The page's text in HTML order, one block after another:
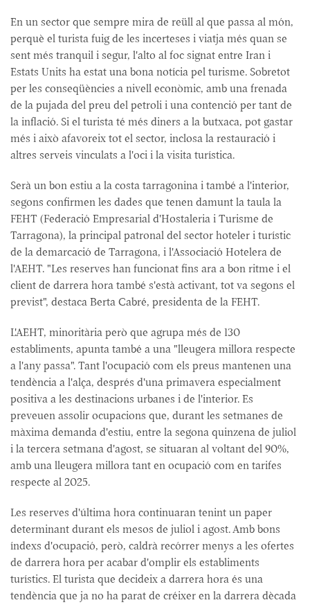
En un sector que sempre mira de reüll al que passa al món,
perquè el turista fuig de les incerteses i viatja més quan se
sent més tranquil i segur, l'alto al foc signat entre Iran i
Estats Units ha estat una bona notícia pel turisme. Sobretot
per les conseqüències a nivell econòmic, amb una frenada
de la pujada del preu del petroli i una contenció per tant de
la inflació. Si el turista té més diners a la butxaca, pot gastar
més i això afavoreix tot el sector, inclosa la restauració i
altres serveis vinculats a l'oci i la visita turística.
Serà un bon estiu a la costa tarragonina i també a l'interior,
segons confirmen les dades que tenen damunt la taula la
FEHT (Federació Empresarial d'Hostaleria i Turisme de
Tarragona), la principal patronal del sector hoteler i turístic
de la demarcació de Tarragona, i l'Associació Hotelera de
l'AEHT. "Les reserves han funcionat fins ara a bon ritme i el
client de darrera hora també s'està activant, tot va segons el
previst", destaca Berta Cabré, presidenta de la FEHT.
L'AEHT, minoritària però que agrupa més de 130
establiments, apunta també a una "lleugera millora respecte
a l'any passa". Tant l'ocupació com els preus mantenen una
tendència a l'alça, després d'una primavera especialment
positiva a les destinacions urbanes i de l'interior. Es
preveuen assolir ocupacions que, durant les setmanes de
màxima demanda d'estiu, entre la segona quinzena de juliol
i la tercera setmana d'agost, se situaran al voltant del 90%,
amb una lleugera millora tant en ocupació com en tarifes
respecte al 2025.
Les reserves d'última hora continuaran tenint un paper
determinant durant els mesos de juliol i agost. Amb bons
índexs d'ocupació, però, caldrà recórrer menys a les ofertes
de darrera hora per acabar d'omplir els establiments
turístics. El turista que decideix a darrera hora és una
tendència que ja no ha parat de créixer en la darrera dècada